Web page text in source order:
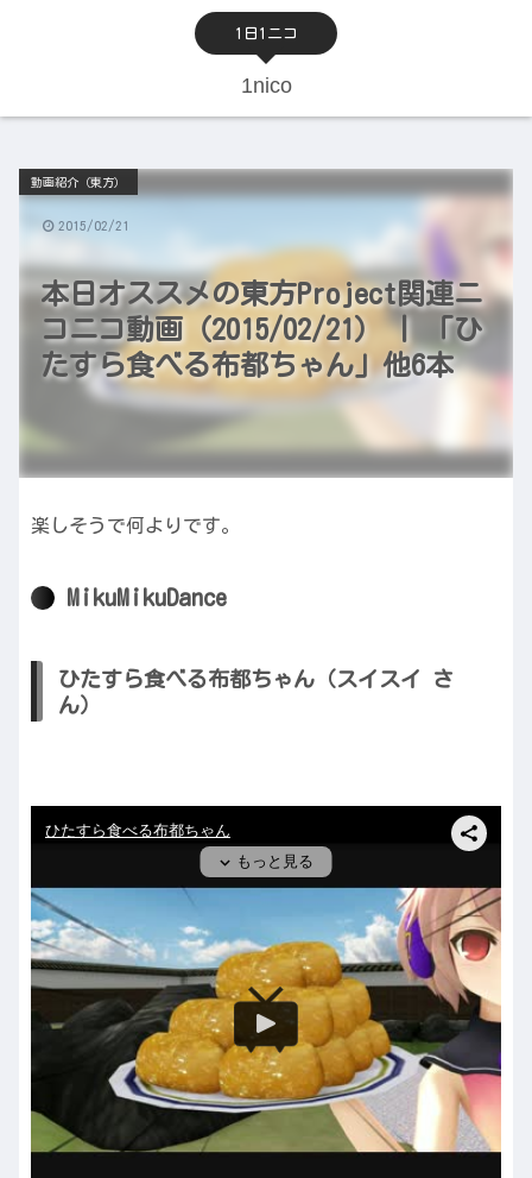
1日1ニコ
1nico
本日オススメの東方Project関連ニ
コニコ動画（2015/02/21） | 「ひ
たすら食べる布都ちゃん」他6本
動画紹介（東方）
2015/02/21
楽しそうで何よりです。
MikuMikuDance
ひたすら食べる布都ちゃん（スイスイ さ
ん）